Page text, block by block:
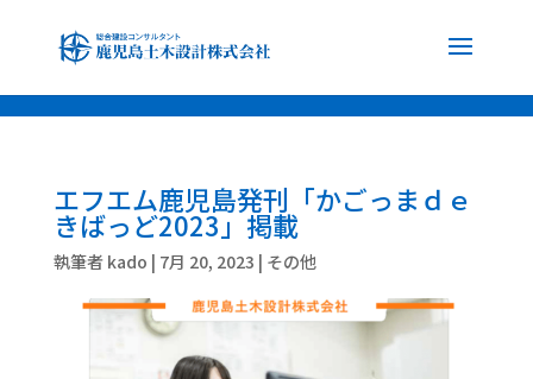
エフエム鹿児島発刊「かごっまｄｅ
きばっど2023」掲載
執筆者 kado | 7月 20, 2023 | その他